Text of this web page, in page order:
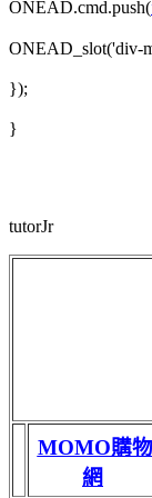
ONEAD.cmd.push(
ONEAD_slot('div-
});
}
tutorJr
MOMO購物
網